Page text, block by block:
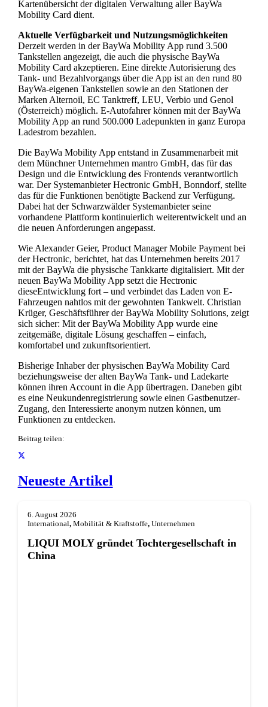
Kartenübersicht der digitalen Verwaltung aller BayWa
Mobility Card dient.
Aktuelle Verfügbarkeit und Nutzungsmöglichkeiten
Derzeit werden in der BayWa Mobility App rund 3.500
Tankstellen angezeigt, die auch die physische BayWa
Mobility Card akzeptieren. Eine direkte Autorisierung des
Tank- und Bezahlvorgangs über die App ist an den rund 80
BayWa-eigenen Tankstellen sowie an den Stationen der
Marken Alternoil, EC Tanktreff, LEU, Verbio und Genol
(Österreich) möglich. E-Autofahrer können mit der BayWa
Mobility App an rund 500.000 Ladepunkten in ganz Europa
Ladestrom bezahlen.
Die BayWa Mobility App entstand in Zusammenarbeit mit
dem Münchner Unternehmen mantro GmbH, das für das
Design und die Entwicklung des Frontends verantwortlich
war. Der Systemanbieter Hectronic GmbH, Bonndorf, stellte
das für die Funktionen benötigte Backend zur Verfügung.
Dabei hat der Schwarzwälder Systemanbieter seine
vorhandene Plattform kontinuierlich weiterentwickelt und an
die neuen Anforderungen angepasst.
Wie Alexander Geier, Product Manager Mobile Payment bei
der Hectronic, berichtet, hat das Unternehmen bereits 2017
mit der BayWa die physische Tankkarte digitalisiert. Mit der
neuen BayWa Mobility App setzt die Hectronic
dieseEntwicklung fort – und verbindet das Laden von E-
Fahrzeugen nahtlos mit der gewohnten Tankwelt. Christian
Krüger, Geschäftsführer der BayWa Mobility Solutions, zeigt
sich sicher: Mit der BayWa Mobility App wurde eine
zeitgemäße, digitale Lösung geschaffen – einfach,
komfortabel und zukunftsorientiert.
Bisherige Inhaber der physischen BayWa Mobility Card
beziehungsweise der alten BayWa Tank- und Ladekarte
können ihren Account in die App übertragen. Daneben gibt
es eine Neukundenregistrierung sowie einen Gastbenutzer-
Zugang, den Interessierte anonym nutzen können, um
Funktionen zu entdecken.
Beitrag teilen:
Neueste Artikel
6. August 2026
International, Mobilität & Kraftstoffe, Unternehmen
LIQUI MOLY gründet Tochterge­sellschaft in
China